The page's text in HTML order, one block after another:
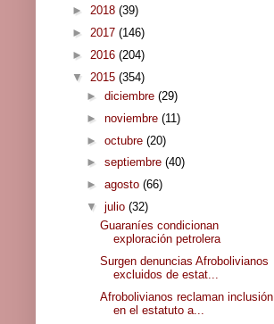
► 2018 (39)
► 2017 (146)
► 2016 (204)
▼ 2015 (354)
► diciembre (29)
► noviembre (11)
► octubre (20)
► septiembre (40)
► agosto (66)
▼ julio (32)
Guaraníes condicionan
exploración petrolera
Surgen denuncias Afrobolivianos
excluidos de estat...
Afrobolivianos reclaman inclusión
en el estatuto a...